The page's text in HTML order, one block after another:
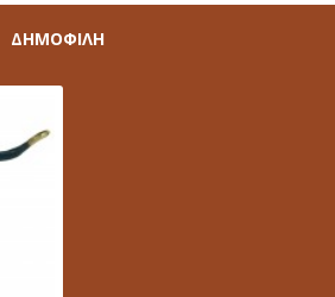
ΔΗΜΟΦΙΛΗ